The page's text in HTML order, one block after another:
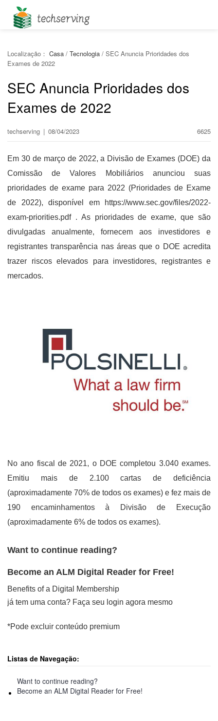
Localização： Casa / Tecnologia / SEC Anuncia Prioridades dos
Exames de 2022
SEC Anuncia Prioridades dos
Exames de 2022
techserving | 08/04/2023 6625
Em 30 de março de 2022, a Divisão de Exames (DOE) da
Comissão de Valores Mobiliários anunciou suas
prioridades de exame para 2022 (Prioridades de Exame
de 2022), disponível em https://www.sec.gov/files/2022-
exam-priorities.pdf . As prioridades de exame, que são
divulgadas anualmente, fornecem aos investidores e
registrantes transparência nas áreas que o DOE acredita
trazer riscos elevados para investidores, registrantes e
mercados.
No ano fiscal de 2021, o DOE completou 3.040 exames.
Emitiu mais de 2.100 cartas de deficiência
(aproximadamente 70% de todos os exames) e fez mais de
190 encaminhamentos à Divisão de Execução
(aproximadamente 6% de todos os exames).
Want to continue reading?
Become an ALM Digital Reader for Free!
Benefits of a Digital Membership
já tem uma conta? Faça seu login agora mesmo
*Pode excluir conteúdo premium
Listas de Navegação:
Want to continue reading?
Become an ALM Digital Reader for Free!